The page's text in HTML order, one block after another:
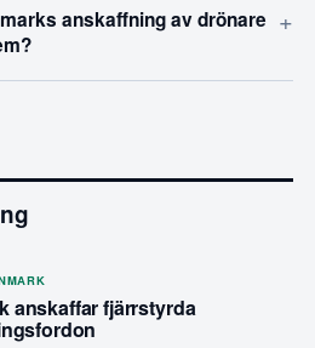
anskaffning av drönare +
anskaffar fjärrstyrda